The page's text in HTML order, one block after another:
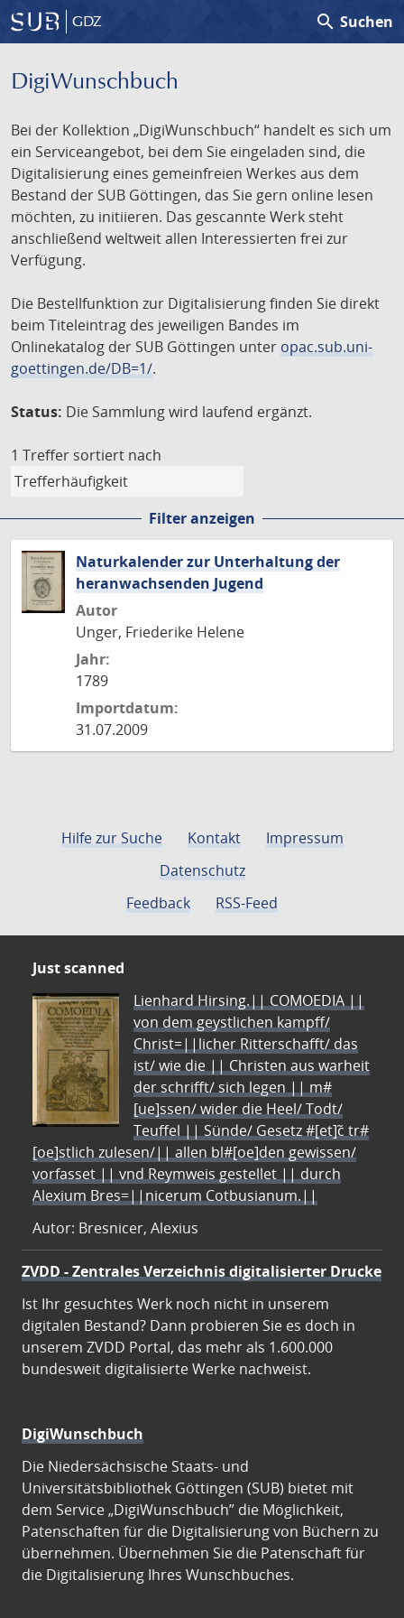
GDZ search Suchen
DigiWunschbuch
Bei der Kollektion „DigiWunschbuch“ handelt es sich um
ein Serviceangebot, bei dem Sie eingeladen sind, die
Digitalisierung eines gemeinfreien Werkes aus dem
Bestand der SUB Göttingen, das Sie gern online lesen
möchten, zu initiieren. Das gescannte Werk steht
anschließend weltweit allen Interessierten frei zur
Verfügung.
Die Bestellfunktion zur Digitalisierung finden Sie direkt
beim Titeleintrag des jeweiligen Bandes im
Onlinekatalog der SUB Göttingen unter opac.sub.uni-
goettingen.de/DB=1/.
Status: Die Sammlung wird laufend ergänzt.
1 Treffer sortiert nach
Filter anzeigen
Naturkalender zur Unterhaltung der
heranwachsenden Jugend
Autor
Unger, Friederike Helene
Jahr:
1789
Importdatum:
31.07.2009
Hilfe zur Suche Kontakt
Impressum
Datenschutz
Feedback
RSS-Feed
Just scanned
Lienhard Hirsing.|| COMOEDIA ||
von dem geystlichen kampff/
Christ=||licher Ritterschafft/ das
ist/ wie die || Christen aus warheit
der schrifft/ sich legen || m#
[ue]ssen/ wider die Heel/ Todt/
Teuffel || Sünde/ Gesetz #[et]c̃ tr#
[oe]stlich zulesen/|| allen bl#[oe]den gewissen/
vorfasset || vnd Reymweis gestellet || durch
Alexium Bres=||nicerum Cotbusianum.||
Autor: Bresnicer, Alexius
ZVDD - Zentrales Verzeichnis digitalisierter Drucke
Ist Ihr gesuchtes Werk noch nicht in unserem
digitalen Bestand? Dann probieren Sie es doch in
unserem ZVDD Portal, das mehr als 1.600.000
bundesweit digitalisierte Werke nachweist.
DigiWunschbuch
Die Niedersächsische Staats- und
Universitätsbibliothek Göttingen (SUB) bietet mit
dem Service „DigiWunschbuch” die Möglichkeit,
Patenschaften für die Digitalisierung von Büchern zu
übernehmen. Übernehmen Sie die Patenschaft für
die Digitalisierung Ihres Wunschbuches.